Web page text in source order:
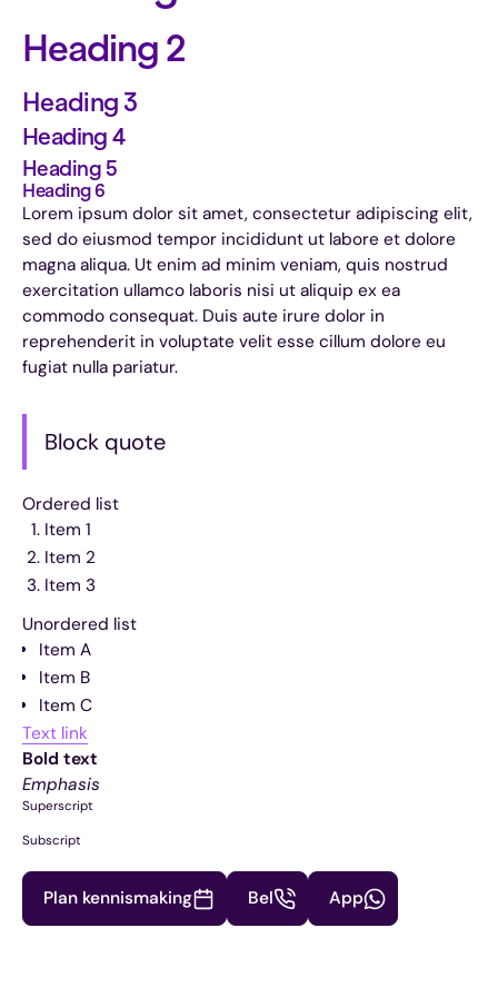
Heading 2
Heading 3
Heading 4
Heading 5
Heading 6
Lorem ipsum dolor sit amet, consectetur adipiscing elit,
sed do eiusmod tempor incididunt ut labore et dolore
magna aliqua. Ut enim ad minim veniam, quis nostrud
exercitation ullamco laboris nisi ut aliquip ex ea
commodo consequat. Duis aute irure dolor in
reprehenderit in voluptate velit esse cillum dolore eu
fugiat nulla pariatur.
Block quote
Ordered list
Item 1
Item 2
Item 3
Unordered list
Item A
Item B
Item C
Text link
Bold text
Emphasis
Superscript
Subscript
Plan kennismaking Bel App